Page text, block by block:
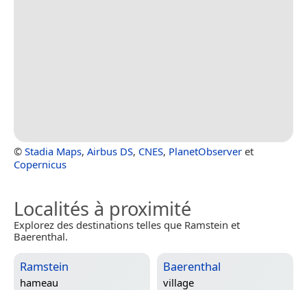
© Stadia Maps, Airbus DS, CNES, PlanetObserver et
Copernicus
Localités à proximité
Explorez des destinations telles que Ramstein et
Baerenthal.
Ramstein
hameau
Baerenthal
village